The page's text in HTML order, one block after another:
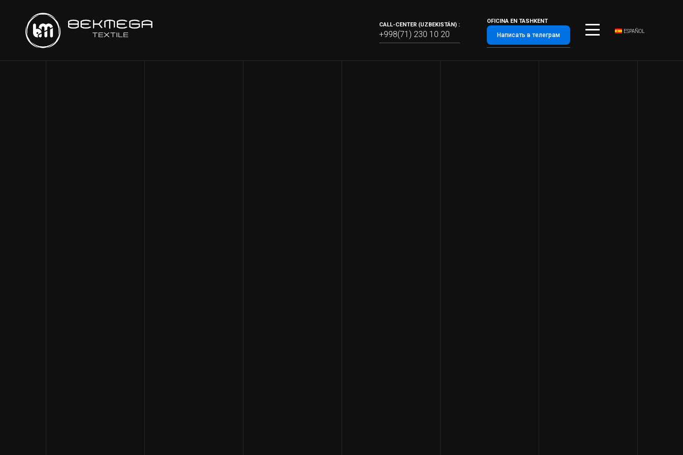
ESPAÑOL
CALL-CENTER (UZBEKISTÁN) :
+998(71) 230 10 20
OFICINA EN TASHKENT
Написать в телеграм